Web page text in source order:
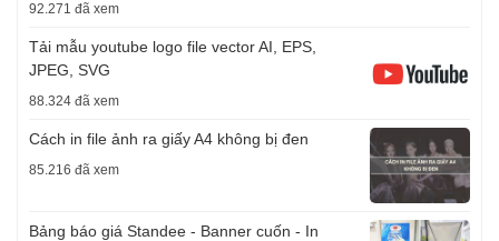
92.271 đã xem
Tải mẫu youtube logo file vector AI, EPS,
JPEG, SVG
88.324 đã xem
Cách in file ảnh ra giấy A4 không bị đen
85.216 đã xem
Bảng báo giá Standee - Banner cuốn - In